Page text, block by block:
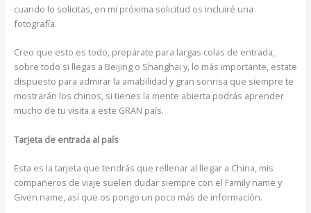
cuando lo solicitas, en mi próxima solicitud os incluiré una
fotografía.
Creo que esto es todo, prepárate para largas colas de entrada,
sobre todo si llegas a Beijing o Shanghai y, lo más importante, estate
dispuesto para admirar la amabilidad y gran sonrisa que siempre te
mostrarán los chinos, si tienes la mente abierta podrás aprender
mucho de tu visita a este GRAN país.
Tarjeta de entrada al país
Esta es la tarjeta que tendrás que rellenar al llegar a China, mis
compañeros de viaje suelen dudar siempre con el Family name y
Given name, así que os pongo un poco más de información.